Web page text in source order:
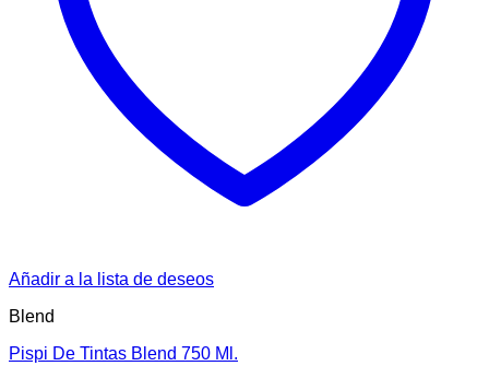
Añadir a la lista de deseos
Blend
Pispi De Tintas Blend 750 Ml.